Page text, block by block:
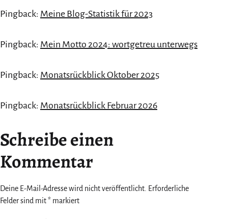
Pingback: Meine Blog-Statistik für 2023
Pingback: Mein Motto 2024: wortgetreu unterwegs
Pingback: Monatsrückblick Oktober 2025
Pingback: Monatsrückblick Februar 2026
Schreibe einen
Kommentar
Deine E-Mail-Adresse wird nicht veröffentlicht. Erforderliche
Felder sind mit* markiert